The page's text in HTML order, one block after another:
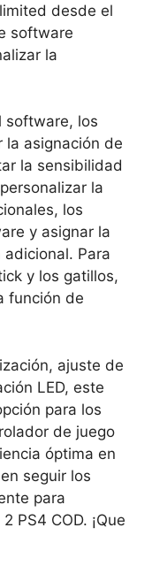
desde el
software
la
software, los
la asignación de
la sensibilidad
la
los
y asignar la
Para
y los gatillos,
función de
ajuste de
LED, este
para los
de juego
óptima en
seguir los
para
PS4 COD. ¡Que